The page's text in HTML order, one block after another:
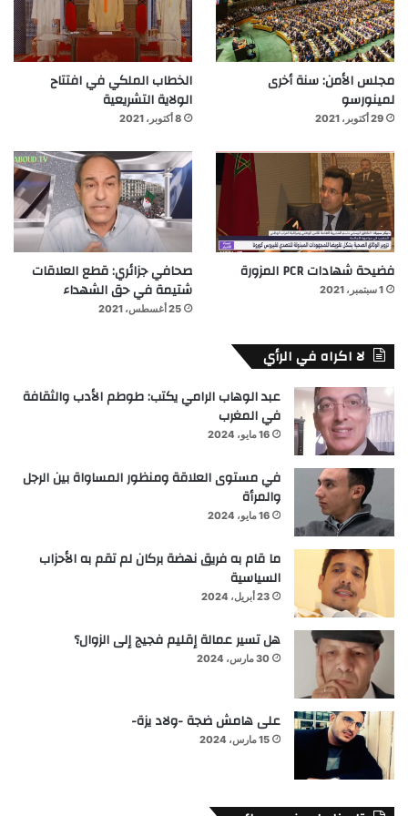
مجلس الأمن: سنة أخرى
لمينورسو
29 أكتوبر، 2021
الخطاب الملكي في افتتاح
الولاية التشريعية
8 أكتوبر، 2021
فضيحة شهادات PCR المزورة
1 سبتمبر، 2021
صحافي جزائري: قطع العلاقات
شتيمة في حق الشهداء
25 أغسطس، 2021
لا اكراه في الرأي
عبد الوهاب الرامي يكتب: طوطم الأدب والثقافة
في المغرب
16 مايو، 2024
في مستوى العلاقة ومنظور المساواة بين الرجل
والمرأة
16 مايو، 2024
ما قام به فريق نهضة بركان لم تقم به الأحزاب
السياسية
23 أبريل، 2024
هل تسير عمالة إقليم فجيج إلى الزوال؟
30 مارس، 2024
على هامش ضجة -ولاد يزة-
15 مارس، 2024